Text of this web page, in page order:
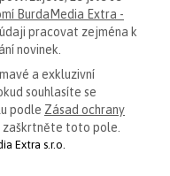
BurdaMedia Extra -
údaji pracovat zejména k
novinek.
a exkluzivní
souhlasíte se
podle Zásad ochrany
zaškrtněte toto pole.
Extra s.r.o.